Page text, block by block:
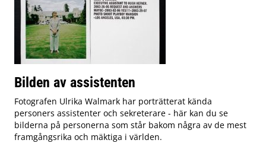
Bilden av assistenten
Fotografen Ulrika Walmark har porträtterat kända
personers assistenter och sekreterare - här kan du se
bilderna på personerna som står bakom några av de mest
framgångsrika och mäktiga i världen.